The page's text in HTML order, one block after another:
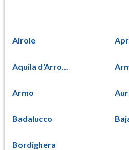
Airole
Aquila d'Arro...
Armo
Badalucco
Bordighera